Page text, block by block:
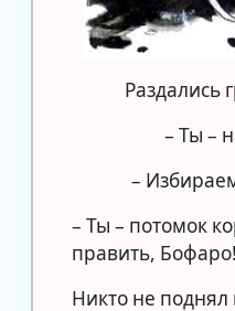
Раздались
– Ты –
–
– Ты – потомок
править, Бофаро!
Никто не поднял